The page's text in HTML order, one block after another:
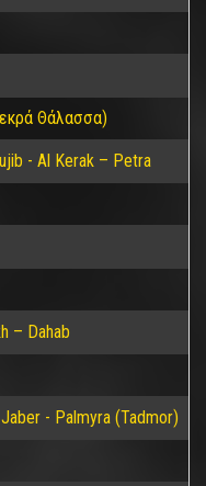
Θάλασσα)
- Al Kerak – Petra
– Dahab
- Palmyra (Tadmor)